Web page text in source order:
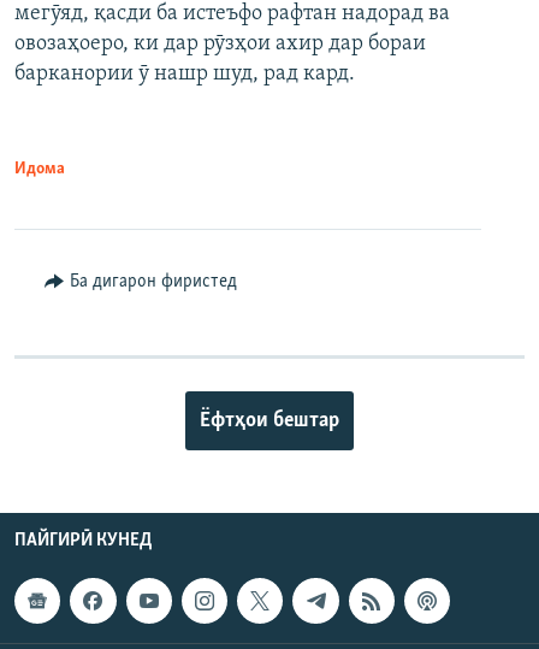
мегӯяд, қасди ба истеъфо рафтан надорад ва
овозаҳоеро, ки дар рӯзҳои ахир дар бораи
барканории ӯ нашр шуд, рад кард.
Идома
Ба дигарон фиристед
Ёфтҳои бештар
ПАЙГИРӢ КУНЕД